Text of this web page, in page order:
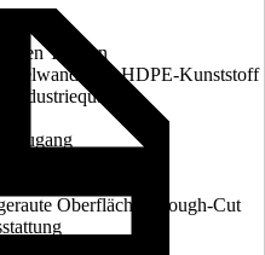
Trägern
HDPE-Kunststoff
Zugang
möglich
Oberfläche | Rough-Cut
Ausstattung: